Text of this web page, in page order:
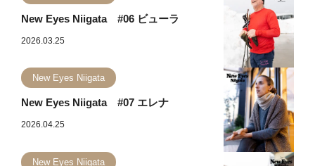
New Eyes Niigata #06 ビューラ
2026.03.25
New Eyes Niigata
New Eyes Niigata #07 エレナ
2026.04.25
New Eyes Niigata